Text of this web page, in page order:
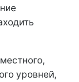
уровней,